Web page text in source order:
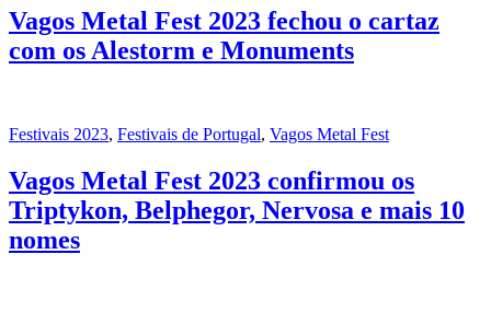
Vagos Metal Fest 2023 fechou o cartaz
com os Alestorm e Monuments
Festivais 2023, Festivais de Portugal, Vagos Metal Fest
Vagos Metal Fest 2023 confirmou os
Triptykon, Belphegor, Nervosa e mais 10
nomes